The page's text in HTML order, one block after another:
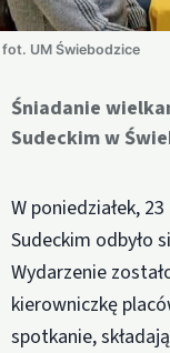
fot. UM Świebodzice
Śniadanie
Sudeckim w
W poniedziałek,
Sudeckim odbyło
Wydarzenie
kierowniczkę
spotkanie,